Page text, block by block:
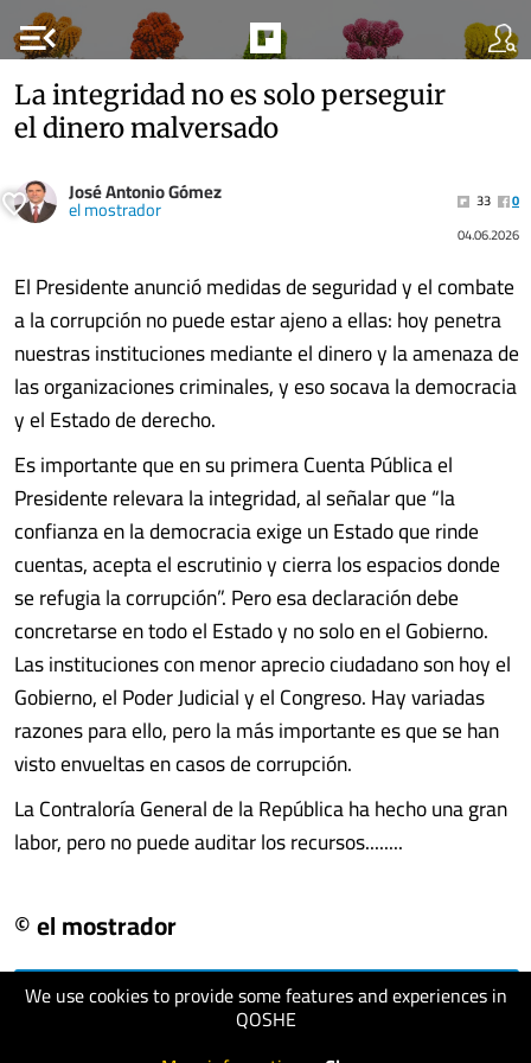
menu_open
We use cookies to provide some features and experiences in
QOSHE
La integridad no es solo perseguir
el dinero malversado
José Antonio Gómez
el mostrador 33
0
04.06.2026
El Presidente anunció medidas de seguridad y el combate
a la corrupción no puede estar ajeno a ellas: hoy penetra
nuestras instituciones mediante el dinero y la amenaza de
las organizaciones criminales, y eso socava la democracia
y el Estado de derecho.
Es importante que en su primera Cuenta Pública el
Presidente relevara la integridad, al señalar que “la
confianza en la democracia exige un Estado que rinde
cuentas, acepta el escrutinio y cierra los espacios donde
se refugia la corrupción”. Pero esa declaración debe
concretarse en todo el Estado y no solo en el Gobierno.
Las instituciones con menor aprecio ciudadano son hoy el
Gobierno, el Poder Judicial y el Congreso. Hay variadas
razones para ello, pero la más importante es que se han
visto envueltas en casos de corrupción.
La Contraloría General de la República ha hecho una gran
labor, pero no puede auditar los recursos........
© el mostrador
visit website